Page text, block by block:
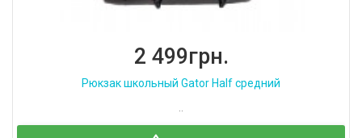
2 499грн.
Рюкзак школьный Gator Half средний
..